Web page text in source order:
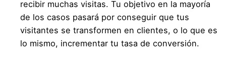
recibir muchas visitas. Tu objetivo en la mayoría
de los casos pasará por conseguir que tus
visitantes se transformen en clientes, o lo que es
lo mismo, incrementar tu tasa de conversión.